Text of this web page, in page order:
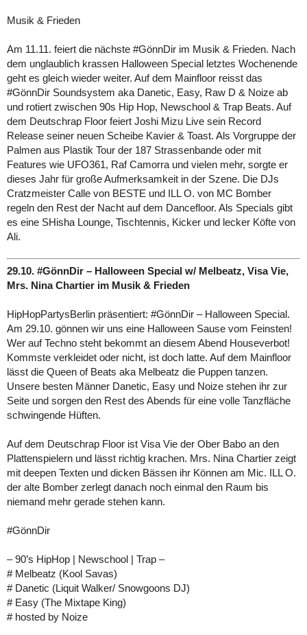
Musik & Frieden
Am 11.11. feiert die nächste #GönnDir im Musik & Frieden. Nach
dem unglaublich krassen Halloween Special letztes Wochenende
geht es gleich wieder weiter. Auf dem Mainfloor reisst das
#GönnDir Soundsystem aka Danetic, Easy, Raw D & Noize ab
und rotiert zwischen 90s Hip Hop, Newschool & Trap Beats. Auf
dem Deutschrap Floor feiert Joshi Mizu Live sein Record
Release seiner neuen Scheibe Kavier & Toast. Als Vorgruppe der
Palmen aus Plastik Tour der 187 Strassenbande oder mit
Features wie UFO361, Raf Camorra und vielen mehr, sorgte er
dieses Jahr für große Aufmerksamkeit in der Szene. Die DJs
Cratzmeister Calle von BESTE und ILL O. von MC Bomber
regeln den Rest der Nacht auf dem Dancefloor. Als Specials gibt
es eine SHisha Lounge, Tischtennis, Kicker und lecker Köfte von
Ali.
29.10. #GönnDir – Halloween Special w/ Melbeatz, Visa Vie,
Mrs. Nina Chartier im Musik & Frieden
HipHopPartysBerlin präsentiert: #GönnDir – Halloween Special.
Am 29.10. gönnen wir uns eine Halloween Sause vom Feinsten!
Wer auf Techno steht bekommt an diesem Abend Houseverbot!
Kommste verkleidet oder nicht, ist doch latte. Auf dem Mainfloor
lässt die Queen of Beats aka Melbeatz die Puppen tanzen.
Unsere besten Männer Danetic, Easy und Noize stehen ihr zur
Seite und sorgen den Rest des Abends für eine volle Tanzfläche
schwingende Hüften.
Auf dem Deutschrap Floor ist Visa Vie der Ober Babo an den
Plattenspielern und lässt richtig krachen. Mrs. Nina Chartier zeigt
mit deepen Texten und dicken Bässen ihr Können am Mic. ILL O.
der alte Bomber zerlegt danach noch einmal den Raum bis
niemand mehr gerade stehen kann.
#GönnDir
– 90’s HipHop | Newschool | Trap –
# Melbeatz (Kool Savas)
# Danetic (Liquit Walker/ Snowgoons DJ)
# Easy (The Mixtape King)
# hosted by Noize